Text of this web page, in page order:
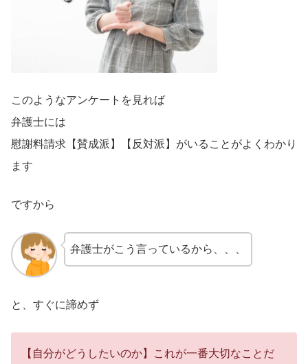
このようなアンケートを見れば
弁護士には
慰謝料請求【賛成派】【反対派】がいることがよくわかり
ます
ですから
弁護士がこう言っているから、、、
と、すぐに諦めず
【自分がどうしたいのか】これが一番大切なことだ